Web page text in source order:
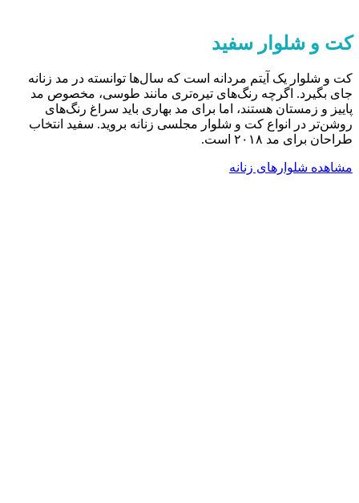
کت و شلوار سفید
کت و شلوار یک آیتم مردانه است که سال‌ها توانسته در مد زنانه
جای بگیرد. اگرچه رنگ‌های تیره‌تری مانند طوسی، مخصوص مد
پاییز و زمستان هستند، اما برای مد بهاری باید سراغ رنگ‌های
روشن‌تر در انواع کت و شلوار مجلسی زنانه بروید. سفید انتخاب
طراحان برای مد ۲۰۱۸ است.
مشاهده شلوارهای زنانه